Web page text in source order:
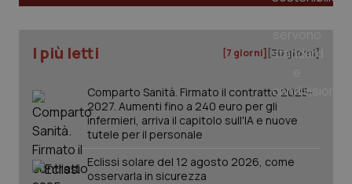
I più letti [7 giorni] [30 giorni]
Comparto Sanità. Firmato il contratto 2025-
2027. Aumenti fino a 240 euro per gli
infermieri, arriva il capitolo sull'IA e nuove
tutele per il personale
Eclissi solare del 12 agosto 2026, come
osservarla in sicurezza
_ga
Google LLC